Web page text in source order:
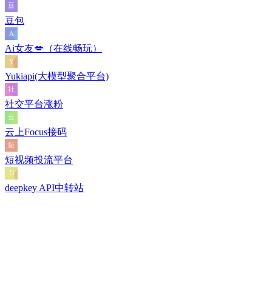
豆包
Ai女友💋（在线畅玩）
Yukiapi(大模型聚合平台)
社交平台涨粉
云上Focus接码
短视频投流平台
deepkey API中转站